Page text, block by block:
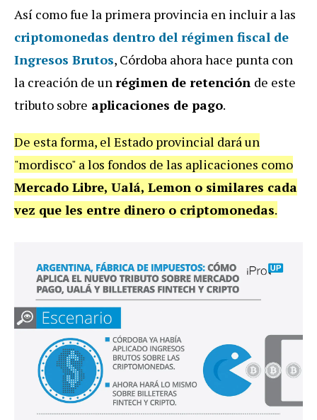
Así como fue la primera provincia en incluir a las
criptomonedas dentro del régimen fiscal de
Ingresos Brutos, Córdoba ahora hace punta con
la creación de unrégimen de retención de este
tributo sobre aplicaciones de pago.
De esta forma, el Estado provincial dará un
"mordisco" a los fondos de las aplicaciones como
Mercado Libre, Ualá, Lemon o similares cada
vez que les entre dinero o criptomonedas.